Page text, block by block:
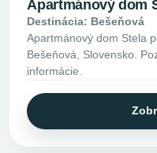
Apartmánový dom
Destinácia: Bešeňová
Apartmánový dom Stela
Bešeňová, Slovensko.
informácie.